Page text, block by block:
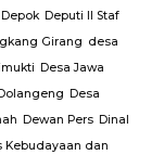
Depok Deputi II Staf
Girang desa
Desa Jawa
Desa
Dewan Pers Dinal
Kebudayaan dan